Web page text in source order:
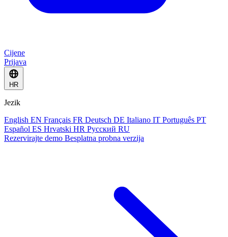
Cijene
Prijava
HR
Jezik
English EN Français FR Deutsch DE Italiano IT Português PT
Español ES Hrvatski HR Русский RU
Rezervirajte demo Besplatna probna verzija